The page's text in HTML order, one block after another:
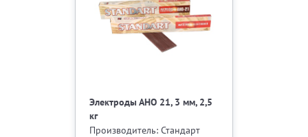
Электроды АНО 21, 3 мм, 2,5
кг
Производитель: Стандарт